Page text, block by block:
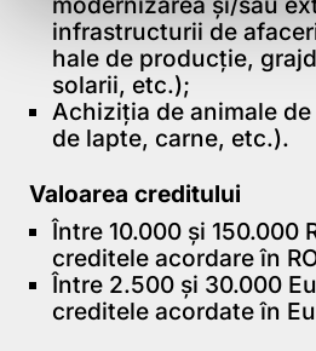
infrastructurii de
hale de producție,
solarii, etc.);
Achiziția de animale
de lapte, carne, etc.).
Valoarea creditului
Între 10.000 și 150.000
creditele acordare în
Între 2.500 și 30.000
creditele acordate în